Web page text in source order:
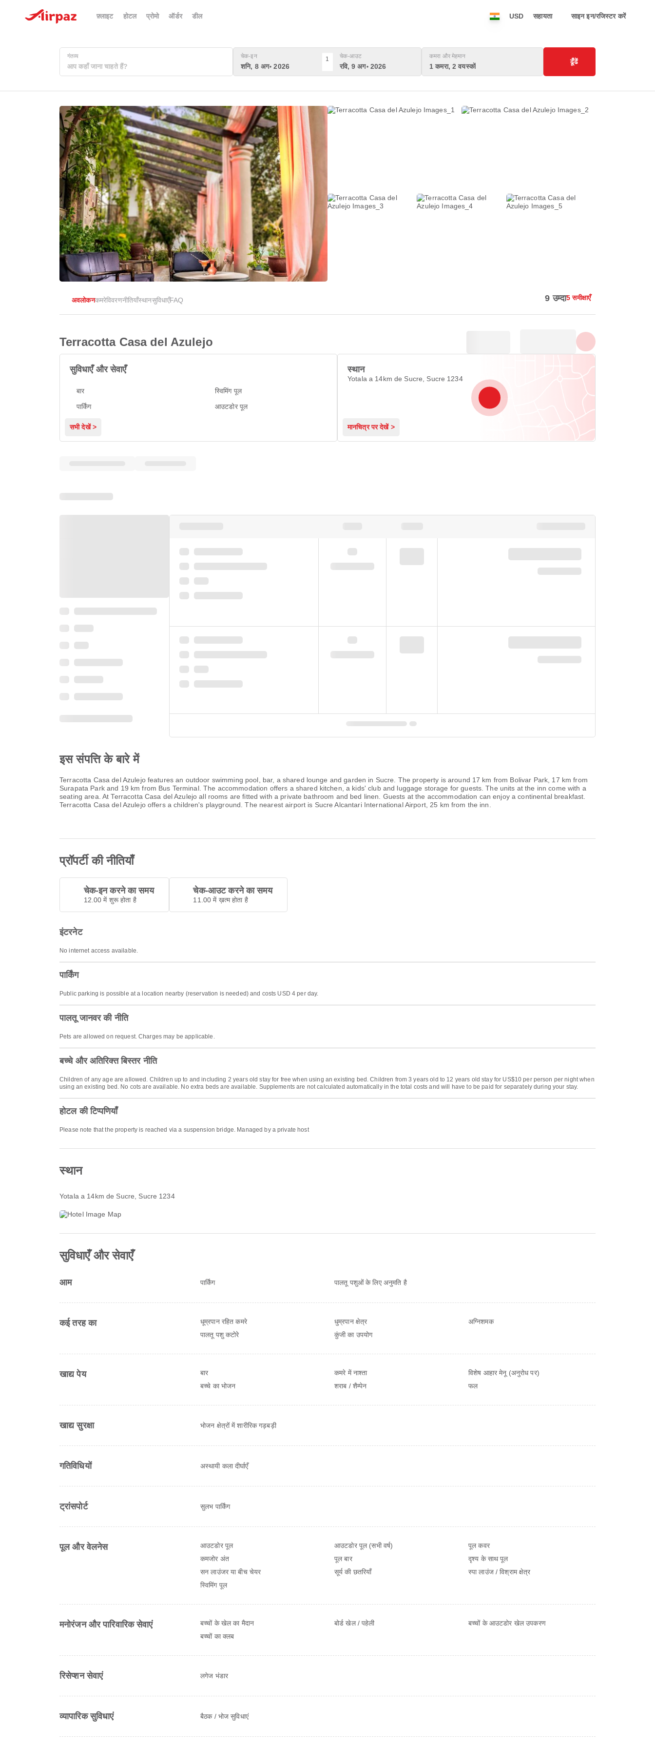
फ़्लाइट होटल प्रोमो ऑर्डर डील USD सहायता साइन इन/रजिस्टर करें
गंतव्य चेक-इन
शनि, 8 अग॰ 2026
1 चेक-आउट
रवि, 9 अग॰ 2026
कमरा और मेहमान
1 कमरा, 2 वयस्कों
ढूँढें
अवलोकनकमरेविवरणनीतियाँस्थानसुविधाएँFAQ 9 उम्दा5 समीक्षाएँ
Terracotta Casa del Azulejo
सुविधाएँ और सेवाएँ
बार
स्विमिंग पूल
पार्किंग
आउटडोर पूल
सभी देखें >
स्थान
Yotala a 14km de Sucre, Sucre 1234
मानचित्र पर देखें >
इस संपत्ति के बारे में
Terracotta Casa del Azulejo features an outdoor swimming pool, bar, a shared lounge and garden in Sucre. The property is around 17 km from Bolivar Park, 17 km from
Surapata Park and 19 km from Bus Terminal. The accommodation offers a shared kitchen, a kids' club and luggage storage for guests. The units at the inn come with a
seating area. At Terracotta Casa del Azulejo all rooms are fitted with a private bathroom and bed linen. Guests at the accommodation can enjoy a continental breakfast.
Terracotta Casa del Azulejo offers a children's playground. The nearest airport is Sucre Alcantari International Airport, 25 km from the inn.
प्रॉपर्टी की नीतियाँ
चेक-इन करने का समय
12.00 में शुरू होता है
चेक-आउट करने का समय
11.00 में ख़त्म होता है
इंटरनेट
No internet access available.
पार्किंग
Public parking is possible at a location nearby (reservation is needed) and costs USD 4 per day.
पालतू जानवर की नीति
Pets are allowed on request. Charges may be applicable.
बच्चे और अतिरिक्त बिस्तर नीति
Children of any age are allowed. Children up to and including 2 years old stay for free when using an existing bed. Children from 3 years old to 12 years old stay for US$10 per person per night when
using an existing bed. No cots are available. No extra beds are available. Supplements are not calculated automatically in the total costs and will have to be paid for separately during your stay.
होटल की टिप्पणियाँ
Please note that the property is reached via a suspension bridge. Managed by a private host
स्थान
Yotala a 14km de Sucre , Sucre 1234
सुविधाएँ और सेवाएँ
आम पार्किंग पालतू पशुओं के लिए अनुमति है
कई तरह का धूम्रपान रहित कमरे धुम्रपान क्षेत्र
अग्निशमक
पालतू पशु कटोरे
कुंजी का उपयोग
खाद्य पेय बार कमरे में नाश्ता
विशेष आहार मेनू (अनुरोध पर)
बच्चे का भोजन
शराब / शैम्पेन फल
खाद्य सुरक्षा भोजन क्षेत्रों में शारीरिक गड़बड़ी
गतिविधियों अस्थायी कला दीर्घाएँ
ट्रांसपोर्ट सुलभ पार्किंग
पूल और वेलनेस आउटडोर पूल आउटडोर पूल (सभी वर्ष)
पूल कवर
कमजोर अंत
पूल बार
दृश्य के साथ पूल
सन लाउंजर या बीच चेयर
सूर्य की छतरियाँ
स्पा लाउंज / विश्राम क्षेत्र
स्विमिंग पूल
मनोरंजन और पारिवारिक सेवाएं बच्चों के खेल का मैदान बोर्ड खेल / पहेली
बच्चों के आउटडोर खेल उपकरण
बच्चों का क्लब
रिसेप्शन सेवाएं लगेज भंडार
व्यापारिक सुविधाएं बैठक / भोज सुविधाएं